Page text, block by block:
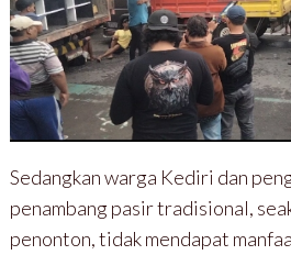
Sedangkan warga Kediri dan
penambang pasir tradisional,
penonton, tidak mendapat